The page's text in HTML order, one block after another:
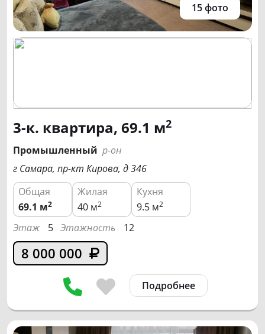
15 фото
3-к. квартира, 69.1 м2
Промышленный р-он
г Самара, пр-кт Кирова, д 346
Общая
Жилая
Кухня
69.1 м2 40 м2 9.5 м2
Этаж 5 Этажность 12
8 000 000
Подробнее